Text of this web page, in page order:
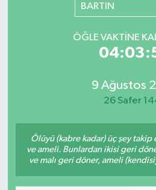
BARTIN
ÖĞLE VAKTINE
9 Ağustos
26 Safer
Ölüyü (kabre kadar) üç şey
ve ameli. Bunlardan ikisi geri
ve malı geri döner, ameli